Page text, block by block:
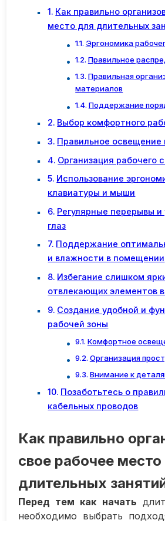
Как правильно
место для длительных
Эргономика
Правильное
Правильная
материалов
Поддержание
Выбор комфортного
Правильное
Организация рабочего
Использование
клавиатуры и мыши
Регулярные перерывы
глаз
Поддержание
и влажности в помещении
Избегание слишком
отвлекающих элементов
Создание удобной и
рабочей зоны
Комфортное
Организация
Внимание к
Позаботьтесь о
кабельных проводов
Как правильно
свое рабочее
длительных
Перед тем как начать
необходимо выбрать